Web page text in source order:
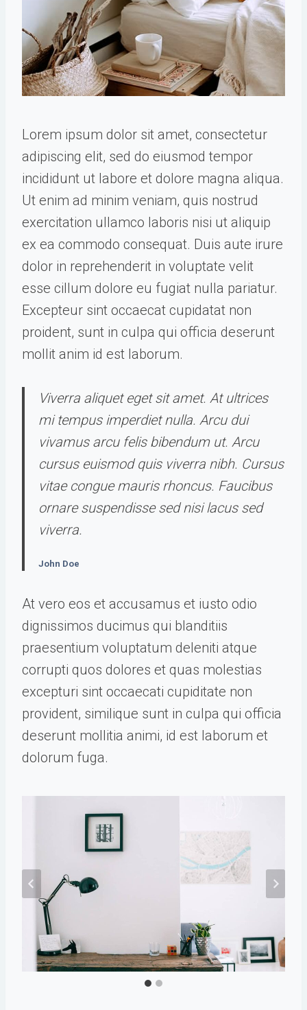
Lorem ipsum dolor sit amet, consectetur
adipiscing elit, sed do eiusmod tempor
incididunt ut labore et dolore magna aliqua.
Ut enim ad minim veniam, quis nostrud
exercitation ullamco laboris nisi ut aliquip
ex ea commodo consequat. Duis aute irure
dolor in reprehenderit in voluptate velit
esse cillum dolore eu fugiat nulla pariatur.
Excepteur sint occaecat cupidatat non
proident, sunt in culpa qui officia deserunt
mollit anim id est laborum.
Viverra aliquet eget sit amet. At ultrices
mi tempus imperdiet nulla. Arcu dui
vivamus arcu felis bibendum ut. Arcu
cursus euismod quis viverra nibh. Cursus
vitae congue mauris rhoncus. Faucibus
ornare suspendisse sed nisi lacus sed
viverra.
John Doe
At vero eos et accusamus et iusto odio
dignissimos ducimus qui blanditiis
praesentium voluptatum deleniti atque
corrupti quos dolores et quas molestias
excepturi sint occaecati cupiditate non
provident, similique sunt in culpa qui officia
deserunt mollitia animi, id est laborum et
dolorum fuga.